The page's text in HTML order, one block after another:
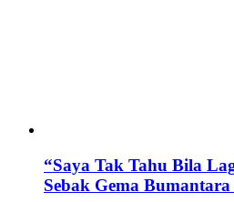
“Saya Tak Tahu Bila
Sebak Gema